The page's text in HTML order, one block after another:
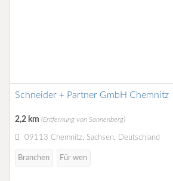
Schneider + Partner GmbH Chemnitz
2,2 km (Entfernung von Sonnenberg)
09113 Chemnitz, Sachsen, Deutschland
Branchen Für wen